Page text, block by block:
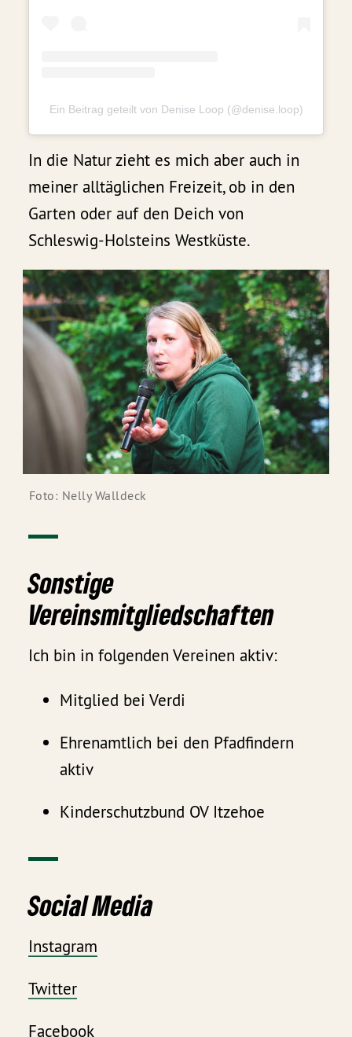
Ein Beitrag geteilt von Denise Loop (@denise.loop)
In die Natur zieht es mich aber auch in
meiner alltäglichen Freizeit, ob in den
Garten oder auf den Deich von
Schleswig-Holsteins Westküste.
Foto: Nelly Walldeck
Sonstige
Vereinsmitgliedschaften
Ich bin in folgenden Vereinen aktiv:
Mitglied bei Verdi
Ehrenamtlich bei den Pfadfindern
aktiv
Kinderschutzbund OV Itzehoe
Social Media
Instagram
Twitter
Facebook